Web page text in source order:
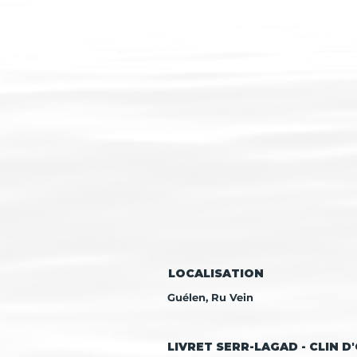
LOCALISATION
Guélen, Ru Vein
LIVRET SERR-LAGAD - CLIN